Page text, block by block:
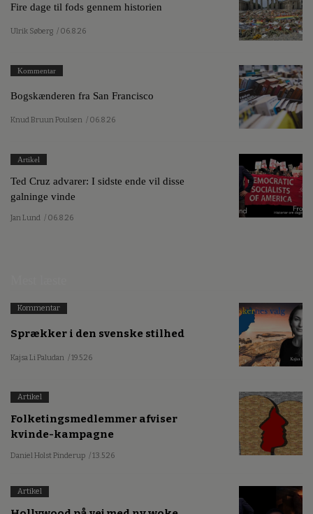
Fire dage til fods gennem historien
Ulrik Søberg / 06.8.26
Kommentar
Bogskænderen fra San Francisco
Knud Bruun Poulsen / 06.8.26
Artikel
Ted Cruz advarer: I sidste ende vil disse
galninge vinde
Jan Lund / 06.8.26
Kommentar
Sprækker i den svenske stilhed
Kajsa Li Paludan / 19.5.26
Artikel
Folketingsmedlemmer afviser
kvinde-kampagne
Daniel Holst Pinderup / 13.5.26
Artikel